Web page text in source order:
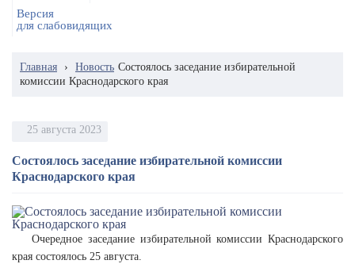
Версия
для слабовидящих
Главная › Новость Состоялось заседание избирательной
комиссии Краснодарского края
25 августа 2023
Состоялось заседание избирательной комиссии
Краснодарского края
Очередное заседание избирательной комиссии Краснодарского
края состоялось 25 августа.